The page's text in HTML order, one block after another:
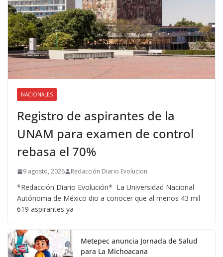
NACIONALES
Registro de aspirantes de la
UNAM para examen de control
rebasa el 70%
9 agosto, 2026 Redacción Diario Evolucion
*Redacción Diario Evolución* La Universidad Nacional
Autónoma de México dio a conocer que al menos 43 mil
619 aspirantes ya
Metepec anuncia Jornada de Salud
para La Michoacana